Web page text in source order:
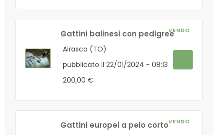
VENDO
Gattini balinesi con pedigree
Airasca (TO)
pubblicato il 22/01/2024 - 08:13
200,00 €
VENDO
Gattini europei a pelo corto